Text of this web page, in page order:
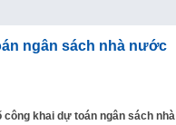
ngân sách nhà nước
khai dự toán ngân sách